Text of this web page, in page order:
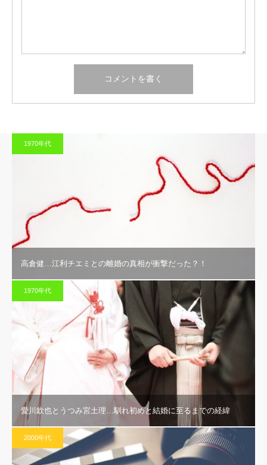
1970年代
高倉健…江利チエミとの離婚の真相が衝撃だった？！
1970年代
愛川欽也とうつみ宮土理…馴れ初めと結婚に至るまでの経緯
2000年代